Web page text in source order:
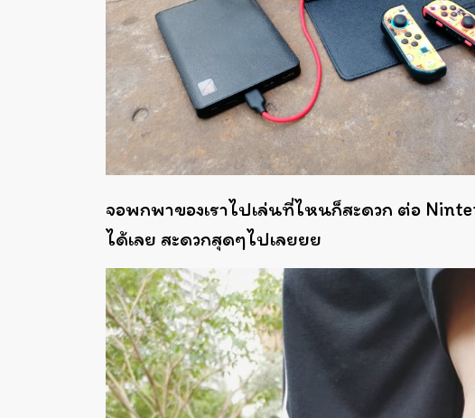
จอพกพาของเราไปเล่นที่ไหนก็สะดวก ต่อ
ได้เลย สะดวกสุดๆไปเลยยย